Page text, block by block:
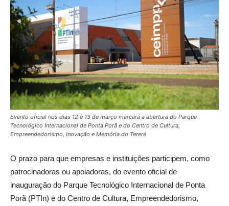
Evento oficial nos dias 12 e 13 de março marcará a abertura do Parque
Tecnológico Internacional de Ponta Porã e do Centro de Cultura,
Empreendedorismo, Inovação e Memória do Tereré
O prazo para que empresas e instituições participem, como
patrocinadoras ou apoiadoras, do evento oficial de
inauguração do Parque Tecnológico Internacional de Ponta
Porã (PTIn) e do Centro de Cultura, Empreendedorismo,